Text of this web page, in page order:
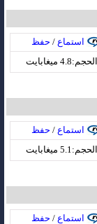
استماع / حفظ
الحجم:4.8 ميغابايت
استماع / حفظ
الحجم:5.1 ميغابايت
استماع / حفظ